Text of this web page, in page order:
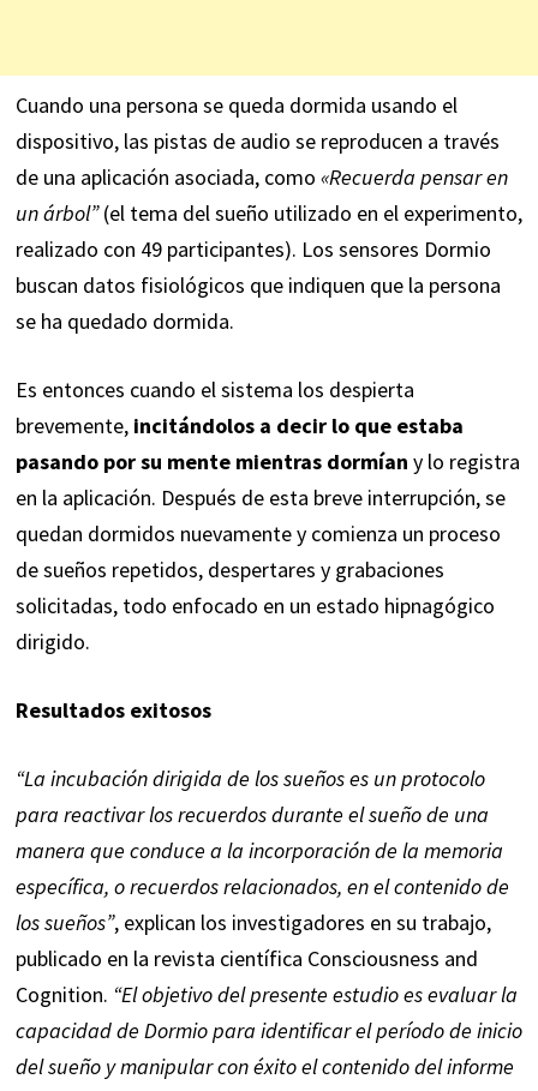
Cuando una persona se queda dormida usando el
dispositivo, las pistas de audio se reproducen a través
de una aplicación asociada, como «Recuerda pensar en
un árbol”(el tema del sueño utilizado en el experimento,
realizado con 49 participantes). Los sensores Dormio
buscan datos fisiológicos que indiquen que la persona
se ha quedado dormida.
Es entonces cuando el sistema los despierta
brevemente, incitándolos a decir lo que estaba
pasando por su mente mientras dormían y lo registra
en la aplicación. Después de esta breve interrupción, se
quedan dormidos nuevamente y comienza un proceso
de sueños repetidos, despertares y grabaciones
solicitadas, todo enfocado en un estado hipnagógico
dirigido.
Resultados exitosos
“La incubación dirigida de los sueños es un protocolo
para reactivar los recuerdos durante el sueño de una
manera que conduce a la incorporación de la memoria
específica, o recuerdos relacionados, en el contenido de
los sueños”, explican los investigadores en su trabajo,
publicado en la revista científica Consciousness and
Cognition. “El objetivo del presente estudio es evaluar la
capacidad de Dormio para identificar el período de inicio
del sueño y manipular con éxito el contenido del informe